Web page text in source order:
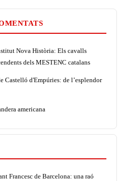
Nova Història: Els cavalls
dels MESTENC catalans
Castelló d'Empúries: de l’esplendor
americana
Francesc de Barcelona: una raó